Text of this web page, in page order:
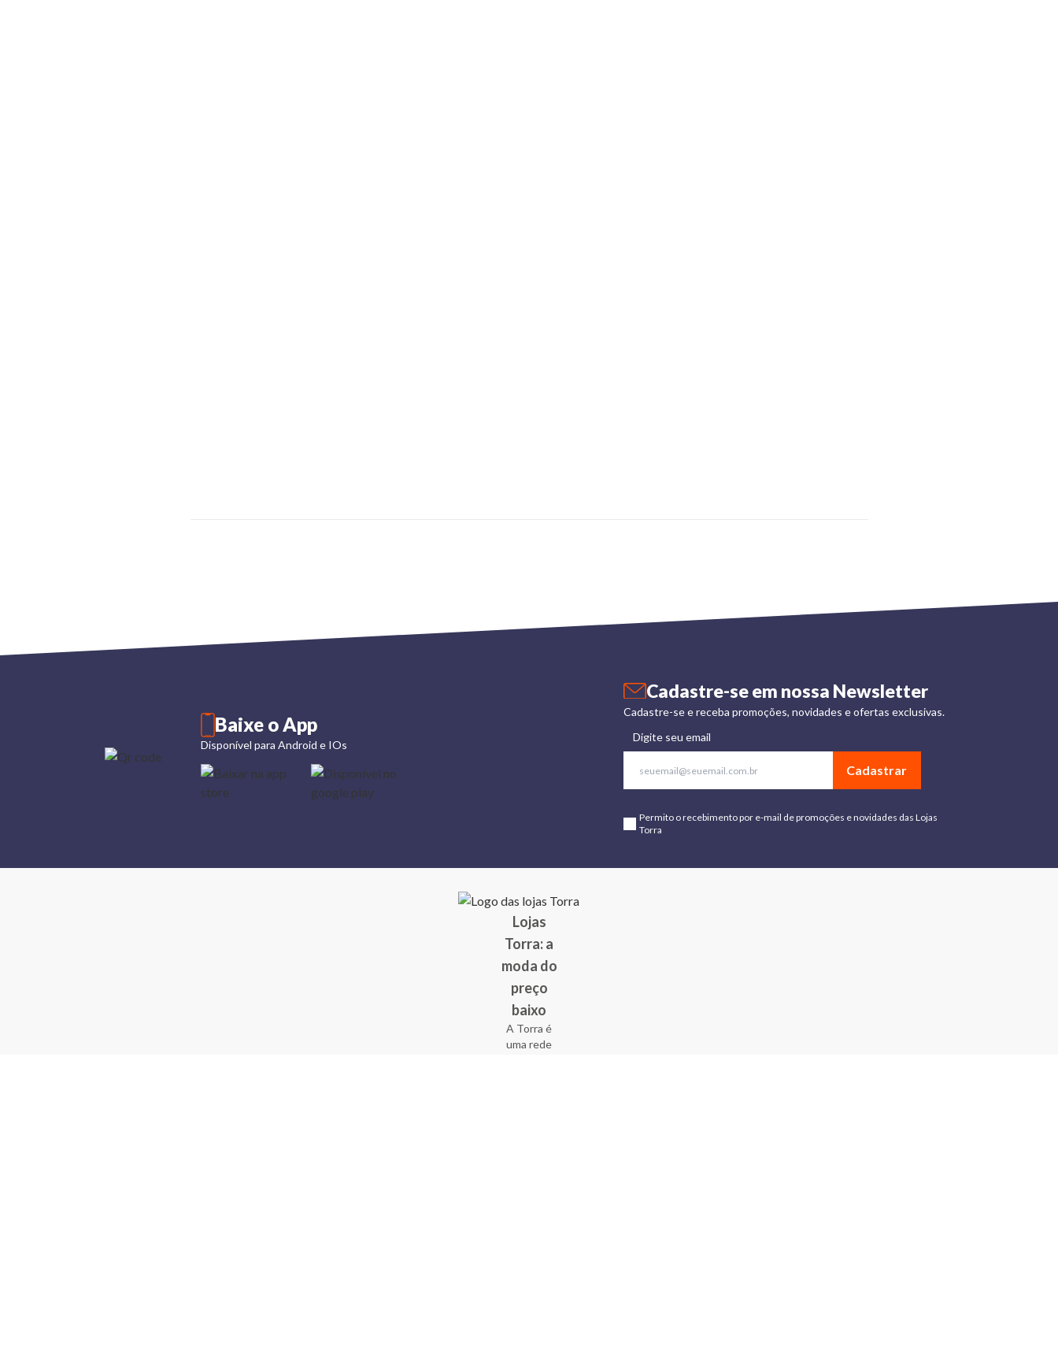
Cadastre-se em nossa Newsletter
Cadastre-se e receba promoções, novidades e ofertas exclusivas.
Digite seu email
Cadastrar
Permito o recebimento por e-mail de promoções e novidades das Lojas
Torra
Baixe o App
Disponível para Android e IOs
Lojas
Torra: a
moda do
preço
baixo
A Torra é
uma rede